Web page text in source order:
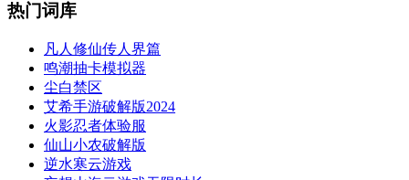
热门词库
凡人修仙传人界篇
鸣潮抽卡模拟器
尘白禁区
艾希手游破解版2024
火影忍者体验服
仙山小农破解版
逆水寒云游戏